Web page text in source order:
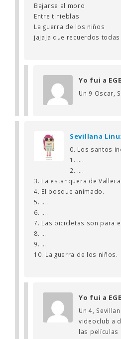
Bajarse al moro
Entre tinieblas
La guerra de los niños
jajaja que recuerdos
Yo fui a
Un 9 Oscar,
Sevillana
0. Los santos
1. ….
2. ….
3. La estanquera de
4. El bosque animado.
5. ….
6. ….
7. Las bicicletas son para
8. …
9. …
10. La guerra de los niños.
Yo fui a
Un 4,
videoclub a
las películas